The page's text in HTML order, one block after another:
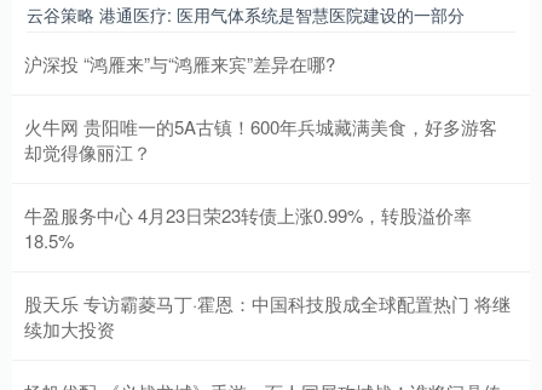
云谷策略 港通医疗: 医用气体系统是智慧医院建设的一部分
沪深投 “鸿雁来”与“鸿雁来宾”差异在哪?
火牛网 贵阳唯一的5A古镇！600年兵城藏满美食，好多游客
却觉得像丽江？
牛盈服务中心 4月23日荣23转债上涨0.99%，转股溢价率
18.5%
股天乐 专访霸菱马丁·霍恩：中国科技股成全球配置热门 将继
续加大投资